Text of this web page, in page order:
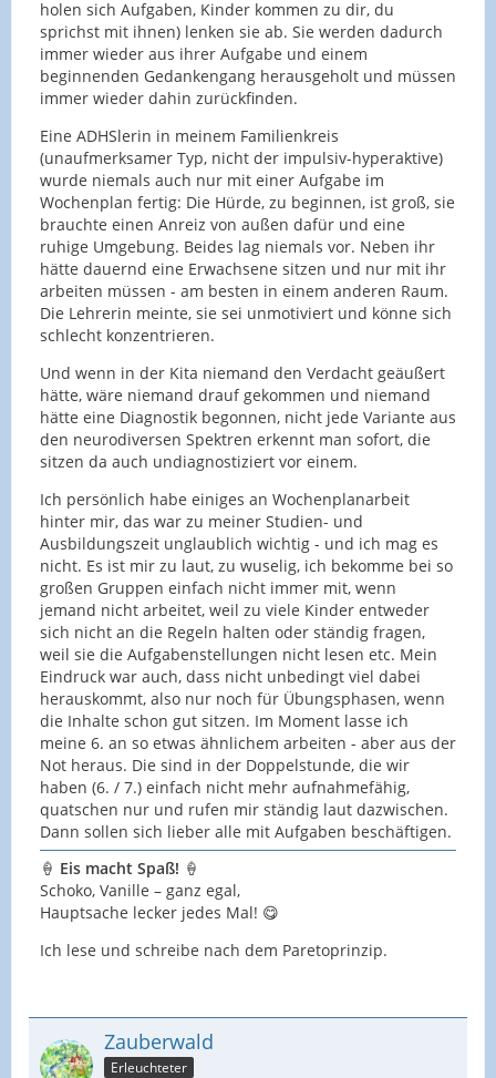
holen sich Aufgaben, Kinder kommen zu dir, du
sprichst mit ihnen) lenken sie ab. Sie werden dadurch
immer wieder aus ihrer Aufgabe und einem
beginnenden Gedankengang herausgeholt und müssen
immer wieder dahin zurückfinden.
Eine ADHSlerin in meinem Familienkreis
(unaufmerksamer Typ, nicht der impulsiv-hyperaktive)
wurde niemals auch nur mit einer Aufgabe im
Wochenplan fertig: Die Hürde, zu beginnen, ist groß, sie
brauchte einen Anreiz von außen dafür und eine
ruhige Umgebung. Beides lag niemals vor. Neben ihr
hätte dauernd eine Erwachsene sitzen und nur mit ihr
arbeiten müssen - am besten in einem anderen Raum.
Die Lehrerin meinte, sie sei unmotiviert und könne sich
schlecht konzentrieren.
Und wenn in der Kita niemand den Verdacht geäußert
hätte, wäre niemand drauf gekommen und niemand
hätte eine Diagnostik begonnen, nicht jede Variante aus
den neurodiversen Spektren erkennt man sofort, die
sitzen da auch undiagnostiziert vor einem.
Ich persönlich habe einiges an Wochenplanarbeit
hinter mir, das war zu meiner Studien- und
Ausbildungszeit unglaublich wichtig - und ich mag es
nicht. Es ist mir zu laut, zu wuselig, ich bekomme bei so
großen Gruppen einfach nicht immer mit, wenn
jemand nicht arbeitet, weil zu viele Kinder entweder
sich nicht an die Regeln halten oder ständig fragen,
weil sie die Aufgabenstellungen nicht lesen etc. Mein
Eindruck war auch, dass nicht unbedingt viel dabei
herauskommt, also nur noch für Übungsphasen, wenn
die Inhalte schon gut sitzen. Im Moment lasse ich
meine 6. an so etwas ähnlichem arbeiten - aber aus der
Not heraus. Die sind in der Doppelstunde, die wir
haben (6. / 7.) einfach nicht mehr aufnahmefähig,
quatschen nur und rufen mir ständig laut dazwischen.
Dann sollen sich lieber alle mit Aufgaben beschäftigen.
🍦 Eis macht Spaß! 🍦
Schoko, Vanille – ganz egal,
Hauptsache lecker jedes Mal! 😋
Ich lese und schreibe nach dem Paretoprinzip.
Zauberwald
Erleuchteter